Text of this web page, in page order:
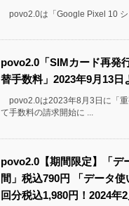
povo2.0は「Google Pixel 10
povo2.0「SIMカード再発
替手数料」2023年9月13日
povo2.0は2023年8月3日に「重
て手数料の請求開始に ...
povo2.0【期間限定】「デ
間」税込790円 「データ
回分税込1,980円！2024年